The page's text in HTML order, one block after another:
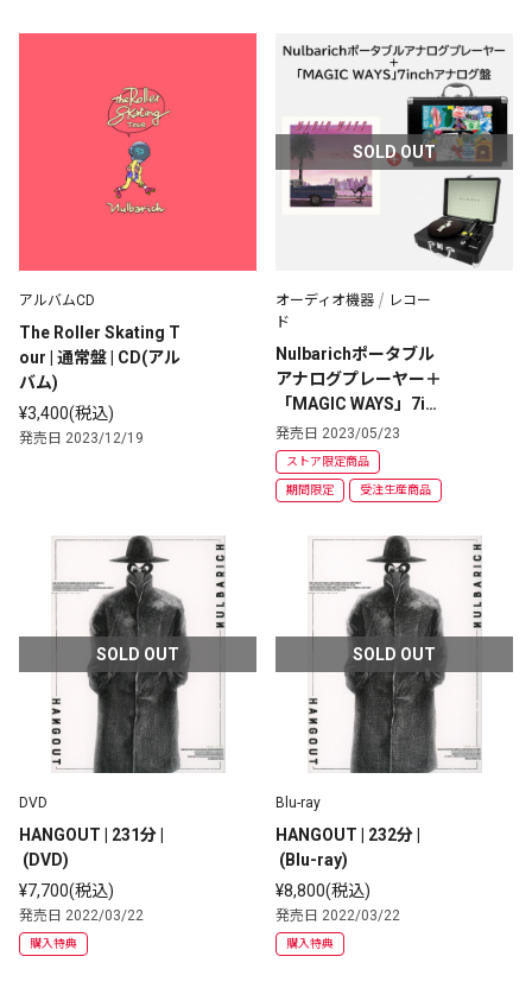
アルバムCD
The Roller Skating T
our | 通常盤 | CD(アル
バム)
¥3,400(税込)
発売日 2023/12/19
SOLD OUT
オーディオ機器
レコー
ド
Nulbarichポータブル
アナログプレーヤー＋
「MAGIC WAYS」7in
chアナログ盤
発売日 2023/05/23
ストア限定商品
期間限定 受注生産商品
SOLD OUT
DVD
HANGOUT | 231分 |
¥7,700(税込)
発売日 2022/03/22
購入特典
SOLD OUT
Blu-ray
HANGOUT | 232分 |
¥8,800(税込)
発売日 2022/03/22
購入特典